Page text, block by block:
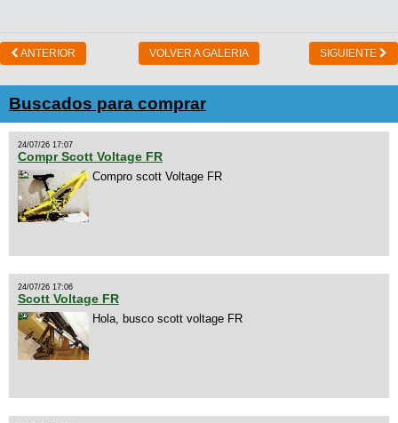
ANTERIOR VOLVER A GALERIA SIGUIENTE
Buscados para comprar
24/07/26 17:07
Compr Scott Voltage FR
Compro scott Voltage FR
24/07/26 17:06
Scott Voltage FR
Hola, busco scott voltage FR